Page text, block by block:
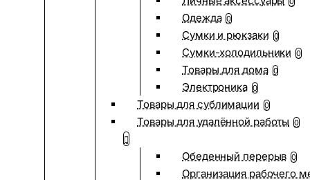
Одежда 0
Сумки и рюкзаки 0
Сумки-холодильники 0
Товары для дома 0
Электроника 0
Товары для сублимации 0
Товары для удалённой работы 0
Обеденный перерыв 0
Организация рабочего